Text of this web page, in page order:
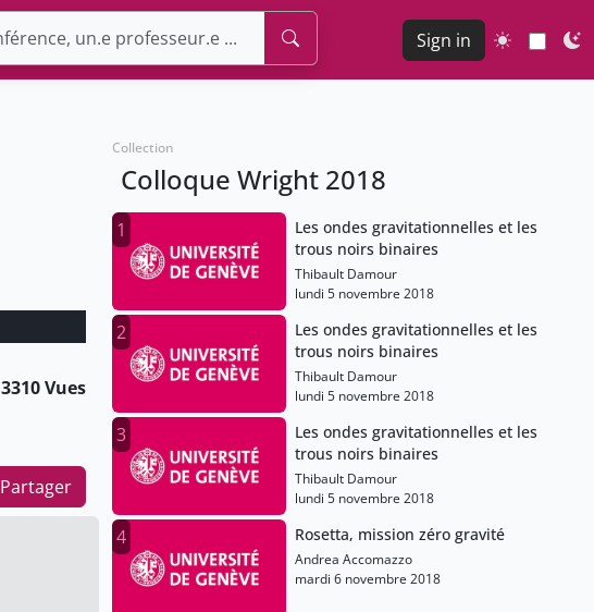
Sign in
3310 Vues
Partager
Collection
Colloque Wright 2018
1
Les ondes gravitationnelles et les
trous noirs binaires
Thibault Damour
lundi 5 novembre 2018
2
Les ondes gravitationnelles et les
trous noirs binaires
Thibault Damour
lundi 5 novembre 2018
3
Les ondes gravitationnelles et les
trous noirs binaires
Thibault Damour
lundi 5 novembre 2018
4 Rosetta, mission zéro gravité
Andrea Accomazzo
mardi 6 novembre 2018